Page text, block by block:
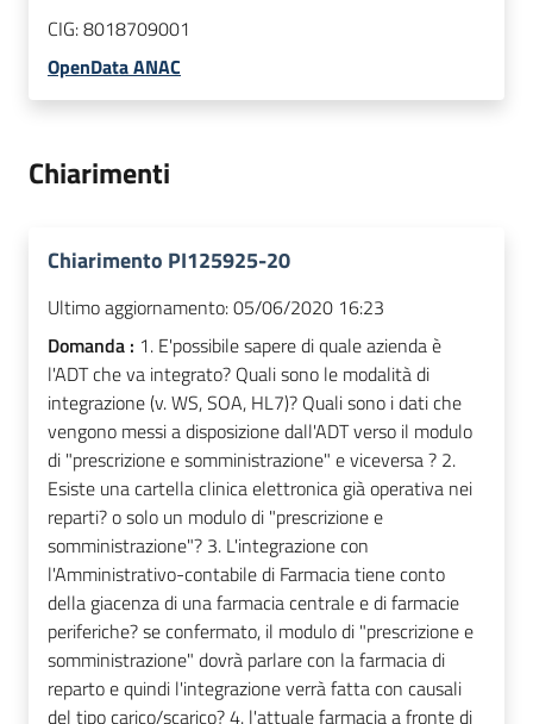
CIG:8018709001
OpenData ANAC
Chiarimenti
Chiarimento PI125925-20
Ultimo aggiornamento:05/06/2020 16:23
Domanda : 1. E'possibile sapere di quale azienda è
l'ADT che va integrato? Quali sono le modalità di
integrazione (v. WS, SOA, HL7)? Quali sono i dati che
vengono messi a disposizione dall'ADT verso il modulo
di "prescrizione e somministrazione" e viceversa ? 2.
Esiste una cartella clinica elettronica già operativa nei
reparti? o solo un modulo di "prescrizione e
somministrazione"? 3. L'integrazione con
l'Amministrativo-contabile di Farmacia tiene conto
della giacenza di una farmacia centrale e di farmacie
periferiche? se confermato, il modulo di "prescrizione e
somministrazione" dovrà parlare con la farmacia di
reparto e quindi l'integrazione verrà fatta con causali
del tipo carico/scarico? 4. l'attuale farmacia a fronte di